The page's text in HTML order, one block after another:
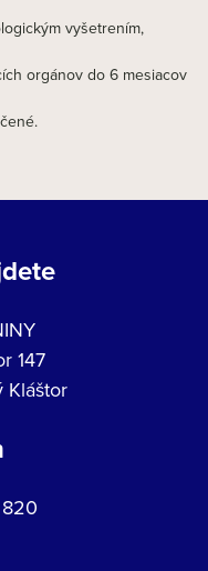
vyšetrením,
orgánov do 6 mesiacov
147